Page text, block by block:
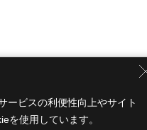
ービスの利便性向上やサイト
を使用しています。